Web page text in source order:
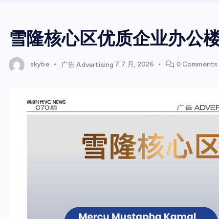
雪隆核心区优质企业办公
skybe 广告 Advertising 7 7 月, 2026 0 Comments